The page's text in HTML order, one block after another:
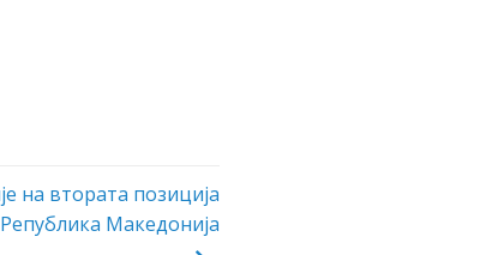
на втората позиција
Македонија